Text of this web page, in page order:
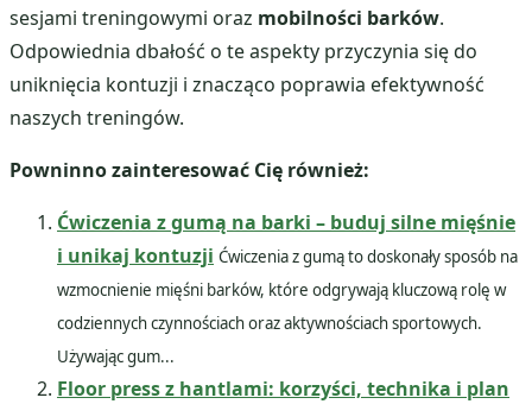
sesjami treningowymi oraz mobilności barków.
Odpowiednia dbałość o te aspekty przyczynia się do
uniknięcia kontuzji i znacząco poprawia efektywność
naszych treningów.
Powninno zainteresować Cię również:
Ćwiczenia z gumą na barki – buduj silne mięśnie
i unikaj kontuzji Ćwiczenia z gumą to doskonały sposób na
wzmocnienie mięśni barków, które odgrywają kluczową rolę w
codziennych czynnościach oraz aktywnościach sportowych.
Używając gum...
Floor press z hantlami: korzyści, technika i plan